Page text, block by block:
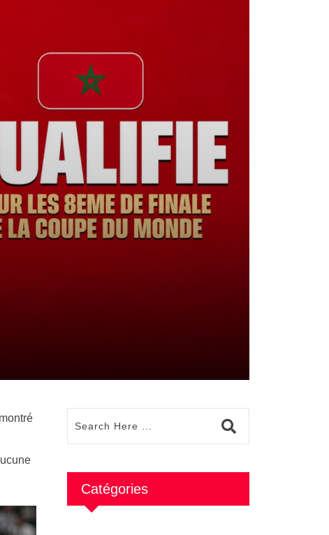
Catégories